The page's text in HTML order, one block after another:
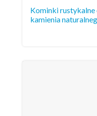
Kominki
kamienia